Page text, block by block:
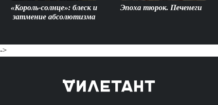
«Король-солнце»: блеск и
затмение абсолютизма
Эпоха тюрок. Печенеги
->